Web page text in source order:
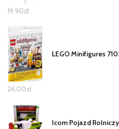
19,90zł
LEGO Minifigures
24,00zł
Icom Pojazd